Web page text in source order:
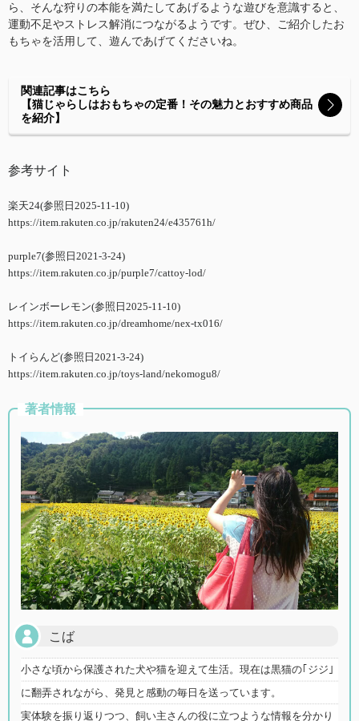
ら、そんな狩りの本能を満たしてあげるような遊びを意識すると、
運動不足やストレス解消につながるようです。ぜひ、ご紹介したお
もちゃを活用して、遊んであげてくださいね。
関連記事はこちら
【猫じゃらしはおもちゃの定番！その魅力とおすすめ商品
を紹介】
参考サイト
楽天24(参照日2025-11-10)
https://item.rakuten.co.jp/rakuten24/e435761h/
purple7(参照日2021-3-24)
https://item.rakuten.co.jp/purple7/cattoy-lod/
レインボーレモン(参照日2025-11-10)
https://item.rakuten.co.jp/dreamhome/nex-tx016/
トイらんど(参照日2021-3-24)
https://item.rakuten.co.jp/toys-land/nekomogu8/
著者情報
こば
小さな頃から保護された犬や猫を迎えて生活。現在は黒猫の｢ジジ｣
に翻弄されながら、発見と感動の毎日を送っています。
実体験を振り返りつつ、飼い主さんの役に立つような情報を分かり